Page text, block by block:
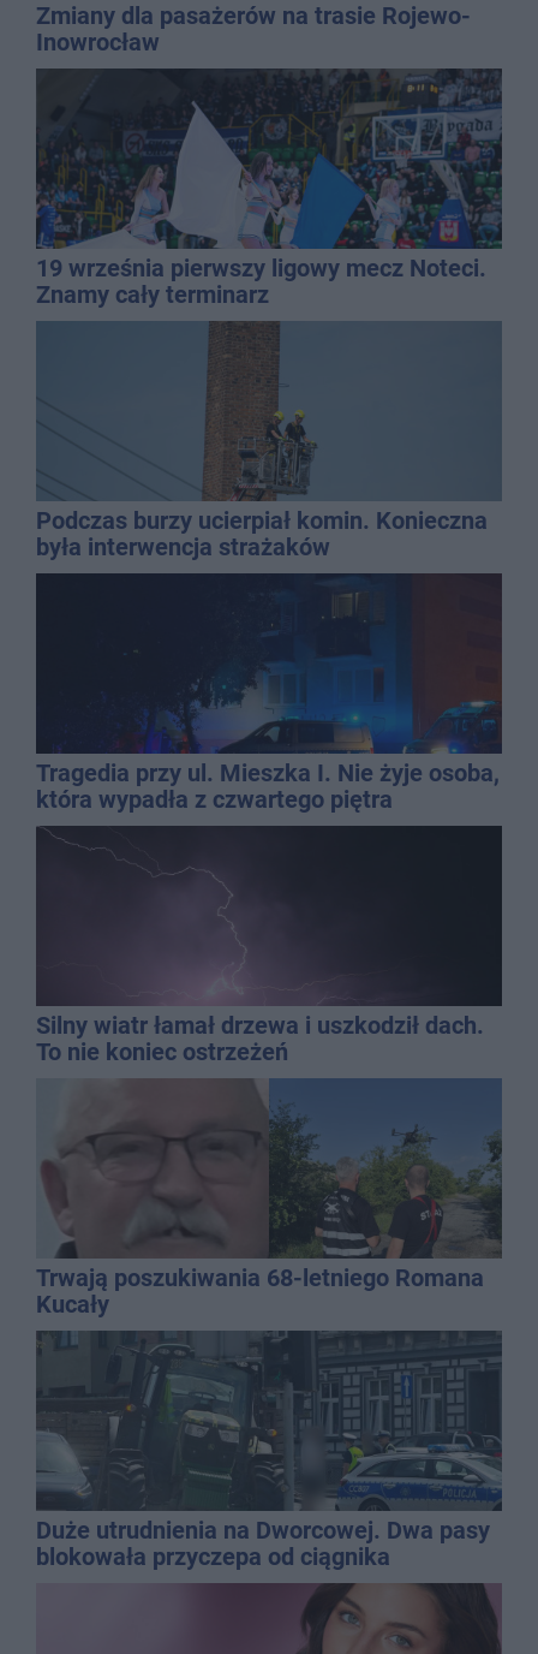
Zmiany dla pasażerów na trasie Rojewo-
Inowrocław
19 września pierwszy ligowy mecz Noteci.
Znamy cały terminarz
Podczas burzy ucierpiał komin. Konieczna
była interwencja strażaków
Tragedia przy ul. Mieszka I. Nie żyje osoba,
która wypadła z czwartego piętra
Silny wiatr łamał drzewa i uszkodził dach.
To nie koniec ostrzeżeń
Trwają poszukiwania 68-letniego Romana
Kucały
Duże utrudnienia na Dworcowej. Dwa pasy
blokowała przyczepa od ciągnika